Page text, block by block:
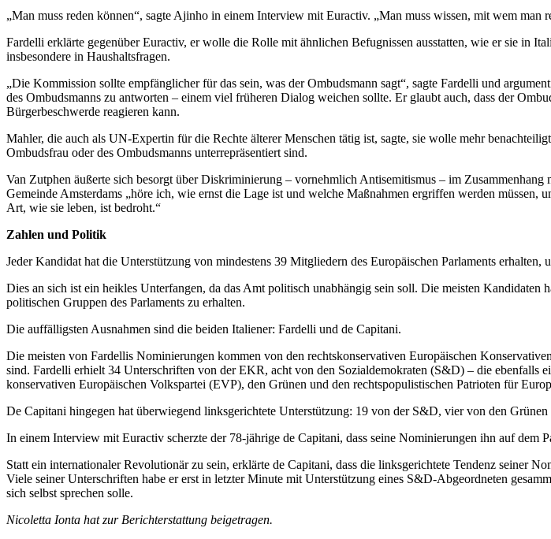
„Man muss reden können“, sagte Ajinho in einem Interview mit Euractiv. „Man muss wissen, mit wem man
Fardelli erklärte gegenüber Euractiv, er wolle die Rolle mit ähnlichen Befugnissen ausstatten, wie er sie in
insbesondere in Haushaltsfragen.
„Die Kommission sollte empfänglicher für das sein, was der Ombudsmann sagt“, sagte Fardelli und
des Ombudsmanns zu antworten – einem viel früheren Dialog weichen sollte. Er glaubt auch, dass der
Bürgerbeschwerde reagieren kann.
Mahler, die auch als UN-Expertin für die Rechte älterer Menschen tätig ist, sagte, sie wolle mehr
Ombudsfrau oder des Ombudsmanns unterrepräsentiert sind.
Van Zutphen äußerte sich besorgt über Diskriminierung – vornehmlich Antisemitismus – im Zusammenhang
Gemeinde Amsterdams „höre ich, wie ernst die Lage ist und welche Maßnahmen ergriffen werden
Art, wie sie leben, ist bedroht.“
Zahlen und Politik
Jeder Kandidat hat die Unterstützung von mindestens 39 Mitgliedern des Europäischen Parlaments erhalten,
Dies an sich ist ein heikles Unterfangen, da das Amt politisch unabhängig sein soll. Die meisten Kandidaten
politischen Gruppen des Parlaments zu erhalten.
Die auffälligsten Ausnahmen sind die beiden Italiener: Fardelli und de Capitani.
Die meisten von Fardellis Nominierungen kommen von den rechtskonservativen Europäischen
sind. Fardelli erhielt 34 Unterschriften von der EKR, acht von den Sozialdemokraten (S&D) – die
konservativen Europäischen Volkspartei (EVP), den Grünen und den rechtspopulistischen Patrioten für
De Capitani hingegen hat überwiegend linksgerichtete Unterstützung: 19 von der S&D, vier von den
In einem Interview mit Euractiv scherzte der 78-jährige de Capitani, dass seine Nominierungen ihn auf dem
Statt ein internationaler Revolutionär zu sein, erklärte de Capitani, dass die linksgerichtete Tendenz seiner
Viele seiner Unterschriften habe er erst in letzter Minute mit Unterstützung eines S&D-Abgeordneten
sich selbst sprechen solle.
Nicoletta Ionta hat zur Berichterstattung beigetragen.